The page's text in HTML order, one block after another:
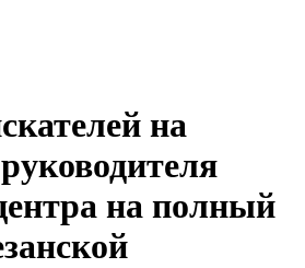
на
на полный